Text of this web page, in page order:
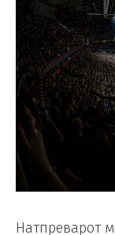
Натпреварот